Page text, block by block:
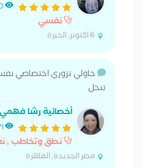
نفسي
6 اكتوبر, الجيزة
حاولي تزوري اختصاصي
تنحل
أخصائية رشا فهمي
نطق وتخاطب ,
مصر الجديدة, القاهرة